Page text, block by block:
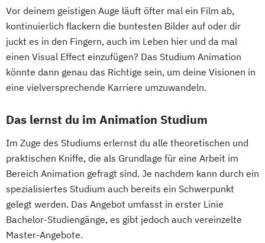
Vor deinem geistigen Auge läuft öfter mal ein Film ab,
kontinuierlich flackern die buntesten Bilder auf oder dir
juckt es in den Fingern, auch im Leben hier und da mal
einen Visual Effect einzufügen? Das Studium Animation
könnte dann genau das Richtige sein, um deine Visionen in
eine vielversprechende Karriere umzuwandeln.
Das lernst du im Animation Studium
Im Zuge des Studiums erlernst du alle theoretischen und
praktischen Kniffe, die als Grundlage für eine Arbeit im
Bereich Animation gefragt sind. Je nachdem kann durch ein
spezialisiertes Studium auch bereits ein Schwerpunkt
gelegt werden. Das Angebot umfasst in erster Linie
Bachelor-Studiengänge, es gibt jedoch auch vereinzelte
Master-Angebote.